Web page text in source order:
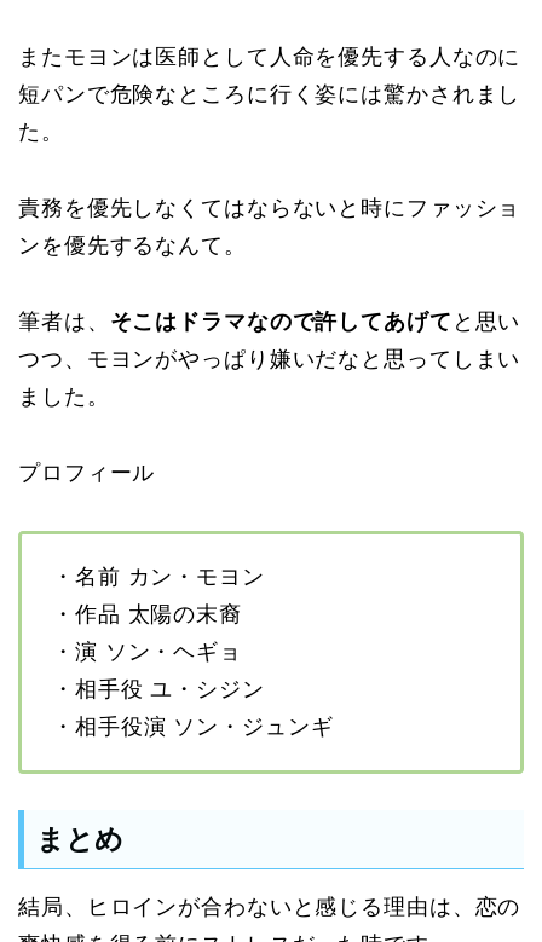
またモヨンは医師として人命を優先する人なのに
短パンで危険なところに行く姿には驚かされまし
た。
責務を優先しなくてはならないと時にファッショ
ンを優先するなんて。
筆者は、 そこはドラマなので許してあげて と思い
つつ、モヨンがやっぱり嫌いだなと思ってしまい
ました。
プロフィール
・名前 カン・モヨン
・作品 太陽の末裔
・演 ソン・ヘギョ
・相手役 ユ・シジン
・相手役演 ソン・ジュンギ
まとめ
結局、ヒロインが合わないと感じる理由は、恋の